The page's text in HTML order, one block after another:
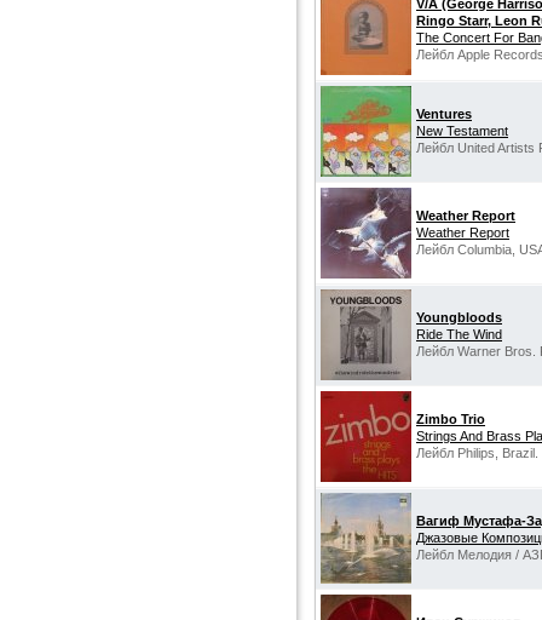
V/A (George
Ringo Starr, Leon
The Concert For
Лейбл Apple
Ventures
New Testament
Лейбл United Artists
Weather Report
Weather Report
Лейбл Columbia,
Youngbloods
Ride The Wind
Лейбл Warner Bros.
Zimbo Trio
Strings And Brass
Лейбл Philips, Brazil.
Вагиф Мустафа-
Джазовые
Лейбл Мелодия /